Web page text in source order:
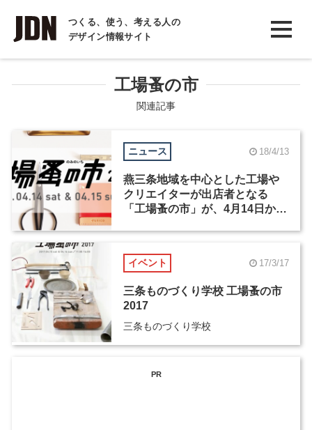
つくる、使う、考える人の
デザイン情報サイト
INTERVIEW
インタビュー
COLUMN
工場蚤の市
関連記事
ニュース 18/4/13
燕三条地域を中心とした工場や
クリエイターが出店者となる
「工場蚤の市」が、4月14日から
イベント 17/3/17
三条ものづくり学校 工場蚤の市
2017
三条ものづくり学校
PR